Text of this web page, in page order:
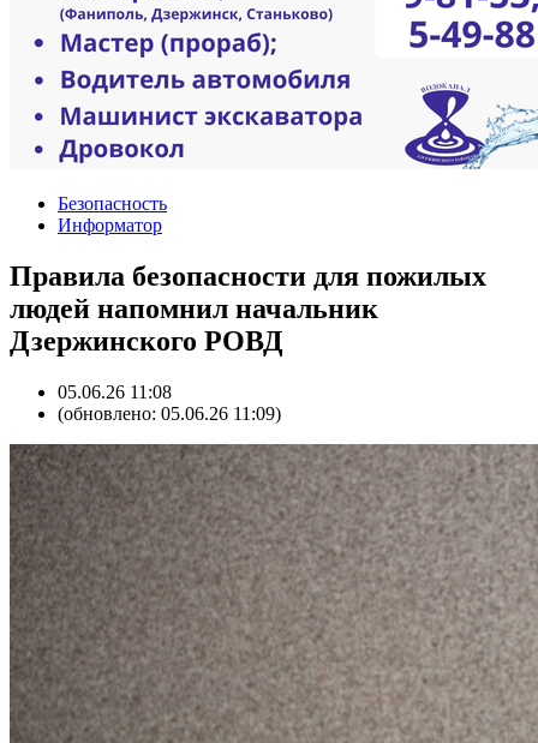
Безопасность
Информатор
Правила безопасности для пожилых
людей напомнил начальник
Дзержинского РОВД
05.06.26 11:08
(обновлено: 05.06.26 11:09)